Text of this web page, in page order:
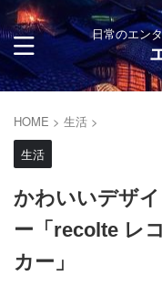
日常のエン
HOME > 生活 >
生活
かわいいデザ
ー「recolte レ
カー」